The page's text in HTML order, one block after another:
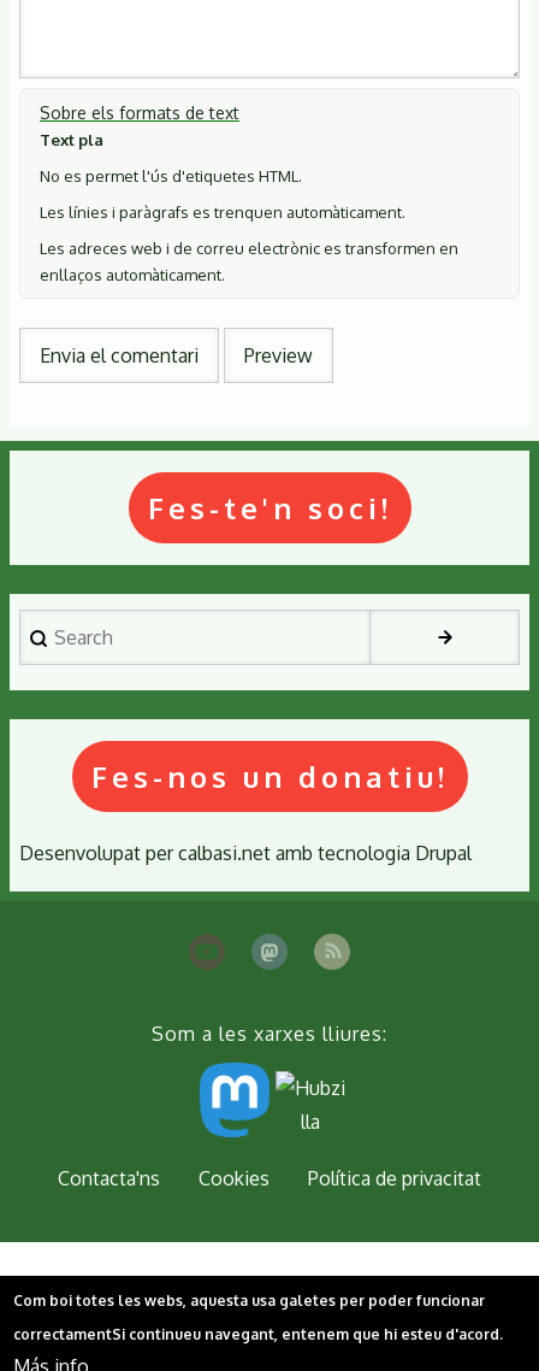
Sobre els formats de text
Text pla
No es permet l'ús d'etiquetes HTML.
Les línies i paràgrafs es trenquen automàticament.
Les adreces web i de correu electrònic es transformen en
enllaços automàticament.
Fes-te'n soci!
Search
Fes-nos un donatiu!
Desenvolupat percalbasi.net amb tecnologia Drupal
Som a les xarxes lliures:
Contacta'ns Cookies Política de privacitat
Com boi totes les webs, aquesta usa galetes per poder funcionar
correctamentSi continueu navegant, entenem que hi esteu d'acord.
Más info